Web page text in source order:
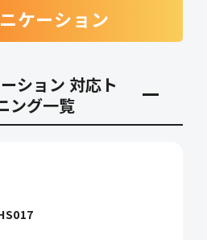
ケーション
ション 対応ト
ング一覧